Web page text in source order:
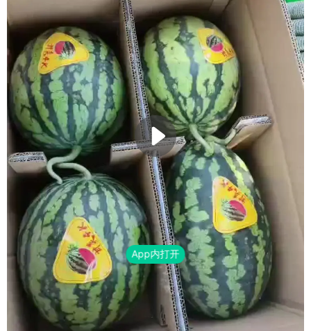
App内打开